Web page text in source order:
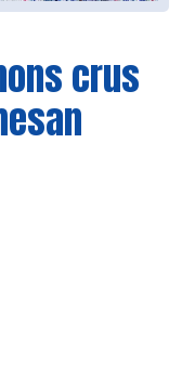
crus